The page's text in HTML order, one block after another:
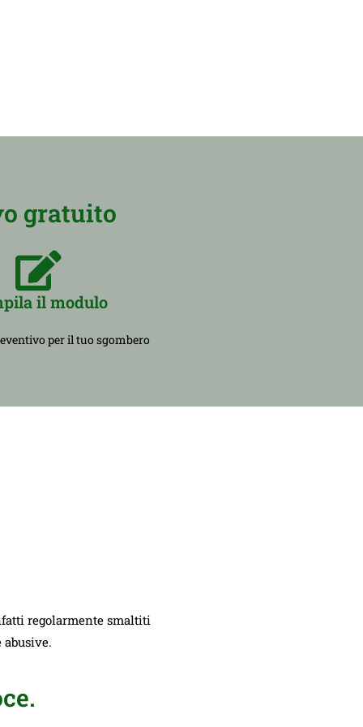
gratuito
il modulo
per il tuo sgombero
regolarmente smaltiti